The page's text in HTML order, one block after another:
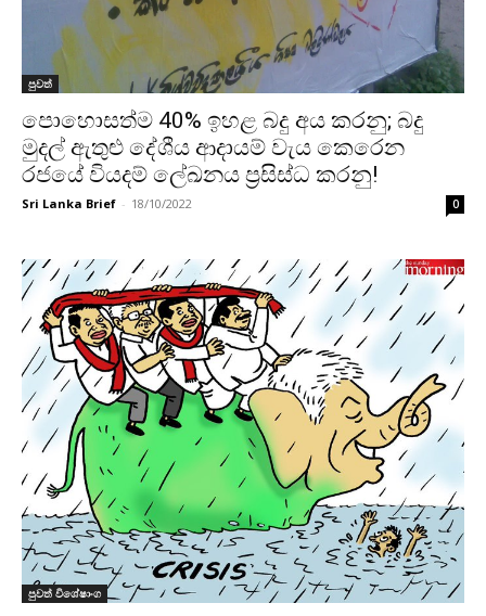
පුවත්
පොහොසත්ම 40% ඉහළ බදු අය කරනු; බදු
මුදල් ඇතුළු දේශීය ආදායම් වැය කෙරෙන
රජයේ වියදම් ලේඛනය ප්‍රසිස්ධ කරනු!
Sri Lanka Brief - 18/10/2022 0
පුවත් විශේෂාංග